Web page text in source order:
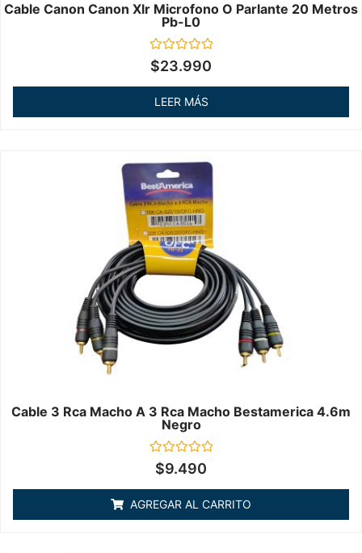
Cable Canon Canon Xlr Microfono O Parlante 20 Metros
Pb-L0
Valorado
en
de
$23.990
LEER MÁS
Cable 3 Rca Macho A 3 Rca Macho Bestamerica 4.6m
Negro
Valorado
en
de
5
$9.490
AGREGAR AL CARRITO